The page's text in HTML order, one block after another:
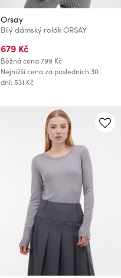
Orsay
Bílý dámský rolák ORSAY
679 Kč
Běžná cena799 Kč
Nejnižší cena za posledních 30
dní: 531 Kč